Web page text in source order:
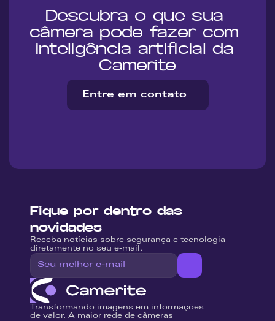
Descubra o que sua
câmera pode fazer com
inteligência artificial da
Camerite
Entre em contato
Fique por dentro das
novidades
Receba notícias sobre segurança e tecnologia
diretamente no seu e-mail.
Transformando imagens em informações
de valor. A maior rede de câmeras